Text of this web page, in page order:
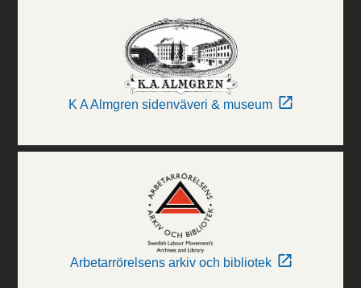
K A Almgren sidenväveri & museum
Arbetarrörelsens arkiv och bibliotek